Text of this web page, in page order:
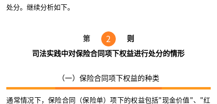
处分。继续分析如下。
第 2 则
司法实践中对保险合同项下权益进行处分的情形
（一）保险合同项下权益的种类
通常情况下，保险合同（保险单）项下的权益包括"现金价值"、"红